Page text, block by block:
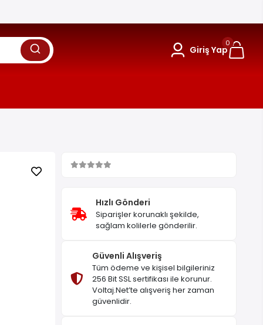
Giriş Yap
0
Hızlı Gönderi
Siparişler korunaklı şekilde,
sağlam kolilerle gönderilir.
Güvenli Alışveriş
Tüm ödeme ve kişisel bilgileriniz
256 Bit SSL sertifikası ile korunur.
Voltaj.Net’te alışveriş her zaman
güvenlidir.